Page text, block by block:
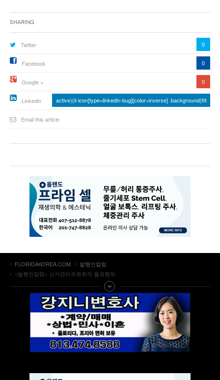
Sharing
Twitter 0
Facebook 0
Google + 0
Linkedin active){li-icon[type=linkedin-bug][color=inverse] .background{fill
Email this article
FLORIDAKOREA.COM
발행인칼럼
<발행인칼럼> 선거관리위원회의 월권행위